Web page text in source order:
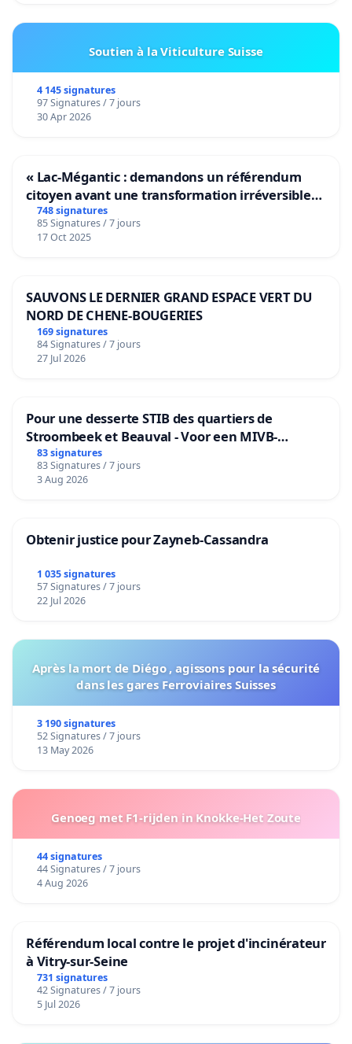
Soutien à la Viticulture Suisse
4 145 signatures
97 Signatures / 7 jours
30 Apr 2026
« Lac-Mégantic : demandons un référendum
citoyen avant une transformation irréversible
de notre territoire »
748 signatures
85 Signatures / 7 jours
17 Oct 2025
SAUVONS LE DERNIER GRAND ESPACE VERT DU
NORD DE CHENE-BOUGERIES
169 signatures
84 Signatures / 7 jours
27 Jul 2026
Pour une desserte STIB des quartiers de
Stroombeek et Beauval - Voor een MIVB-
bediening van de wijken Strombeek en Het
Voor
83 signatures
83 Signatures / 7 jours
3 Aug 2026
Obtenir justice pour Zayneb-Cassandra
1 035 signatures
57 Signatures / 7 jours
22 Jul 2026
Après la mort de Diégo , agissons pour la sécurité
dans les gares Ferroviaires Suisses
3 190 signatures
52 Signatures / 7 jours
13 May 2026
Genoeg met F1-rijden in Knokke-Het Zoute
44 signatures
44 Signatures / 7 jours
4 Aug 2026
Référendum local contre le projet d'incinérateur
à Vitry-sur-Seine
731 signatures
42 Signatures / 7 jours
5 Jul 2026